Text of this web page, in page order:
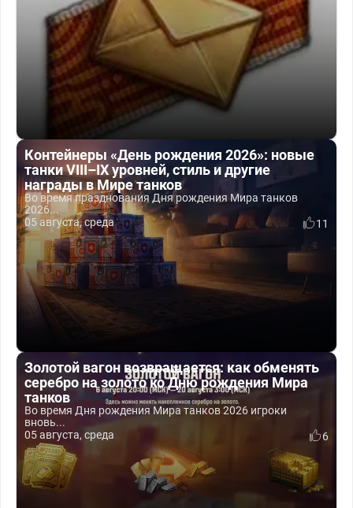
Контейнеры «День рождения 2026»: новые
танки VIII–IX уровней, стиль и другие
награды в Мире танков
Во время празднования Дня рождения Мира танков
2026...
05 августа, среда
11
Золотой вагон возвращается: как обменять
серебро на золото ко Дню рождения Мира
танков
Во время Дня рождения Мира танков 2026 игроки
вновь...
05 августа, среда
6